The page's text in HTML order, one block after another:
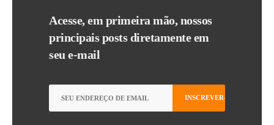
Acesse, em primeira mão, nossos
principais posts diretamente em
seu e-mail